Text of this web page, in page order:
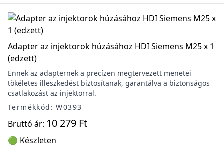
Adapter az injektorok húzásához HDI Siemens M25 x 1
(edzett)
Ennek az adapternek a precízen megtervezett menetei
tökéletes illeszkedést biztosítanak, garantálva a biztonságos
csatlakozást az injektorral.
Termékkód: W0393
Bruttó ár: 10 279 Ft
🟢 Készleten